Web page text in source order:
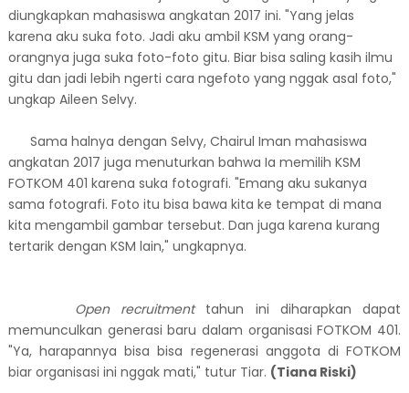
diungkapkan mahasiswa angkatan 2017 ini. "Yang jelas
karena aku suka foto. Jadi aku ambil KSM yang orang-
orangnya juga suka foto-foto gitu. Biar bisa saling kasih ilmu
gitu dan jadi lebih ngerti cara ngefoto yang nggak asal foto,"
ungkap Aileen Selvy.
Sama halnya dengan Selvy, Chairul Iman mahasiswa
angkatan 2017 juga menuturkan bahwa Ia memilih KSM
FOTKOM 401 karena suka fotografi. "Emang aku sukanya
sama fotografi. Foto itu bisa bawa kita ke tempat di mana
kita mengambil gambar tersebut. Dan juga karena kurang
tertarik dengan KSM lain," ungkapnya.
Open recruitmenttahun ini diharapkan dapat
memunculkan generasi baru dalam organisasi FOTKOM 401.
"Ya, harapannya bisa bisa regenerasi anggota di FOTKOM
biar organisasi ini nggak mati," tutur Tiar. (Tiana Riski)